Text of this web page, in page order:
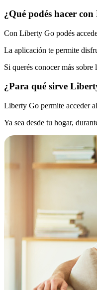
¿Qué podés hacer
Con Liberty Go podés
La aplicación te permite
Si querés conocer más
¿Para qué sirve
Liberty Go permite acceder
Ya sea desde tu hogar,